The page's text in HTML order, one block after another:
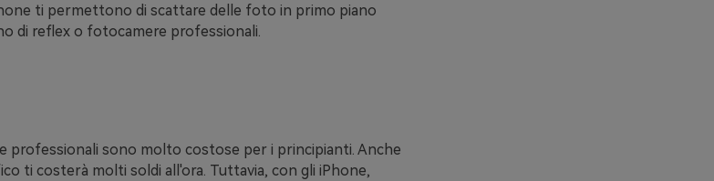
ti permettono di scattare delle foto in primo piano
di reflex o fotocamere professionali.
professionali sono molto costose per i principianti. Anche
ti costerà molti soldi all'ora. Tuttavia, con gli iPhone,